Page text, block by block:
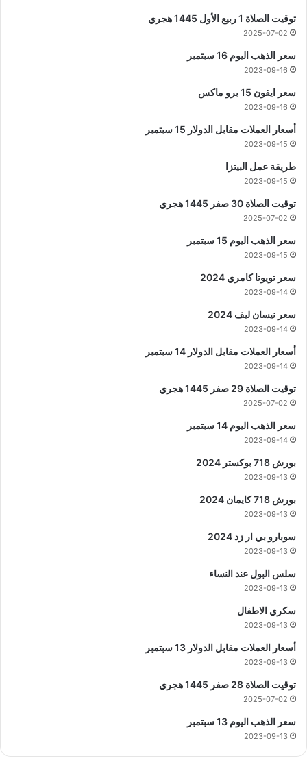
توقيت الصلاة 1 ربيع الأول 1445 هجري
2025-07-02
سعر الذهب اليوم 16 سبتمبر
2023-09-16
سعر ايفون 15 برو ماكس
2023-09-16
أسعار العملات مقابل الدولار 15 سبتمبر
2023-09-15
طريقة عمل البيتزا
2023-09-15
توقيت الصلاة 30 صفر 1445 هجري
2025-07-02
سعر الذهب اليوم 15 سبتمبر
2023-09-15
سعر تويوتا كامري 2024
2023-09-14
سعر نيسان ليف 2024
2023-09-14
أسعار العملات مقابل الدولار 14 سبتمبر
2023-09-14
توقيت الصلاة 29 صفر 1445 هجري
2025-07-02
سعر الذهب اليوم 14 سبتمبر
2023-09-14
بورش 718 بوكستر 2024
2023-09-13
بورش 718 كايمان 2024
2023-09-13
سوبارو بي ار زد 2024
2023-09-13
سلس البول عند النساء
2023-09-13
سكري الاطفال
2023-09-13
أسعار العملات مقابل الدولار 13 سبتمبر
2023-09-13
توقيت الصلاة 28 صفر 1445 هجري
2025-07-02
سعر الذهب اليوم 13 سبتمبر
2023-09-13